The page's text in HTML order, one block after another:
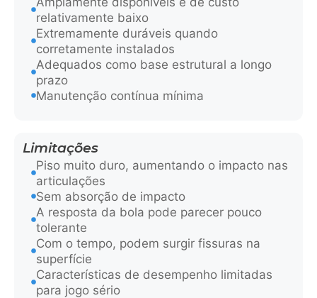
relativamente baixo
Extremamente duráveis quando
corretamente instalados
Adequados como base estrutural a longo
prazo
Manutenção contínua mínima
Limitações
Piso muito duro, aumentando o impacto nas
articulações
Sem absorção de impacto
A resposta da bola pode parecer pouco
tolerante
Com o tempo, podem surgir fissuras na
superfície
Características de desempenho limitadas
para jogo sério